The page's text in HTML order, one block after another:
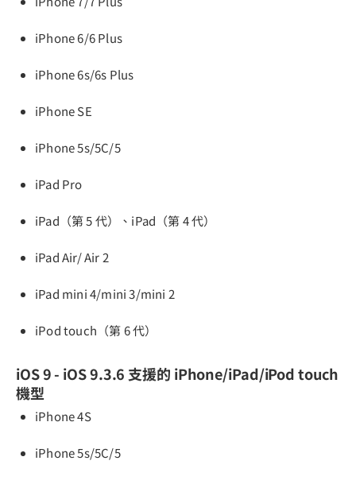
iPhone 6/6 Plus
iPhone 6s/6s Plus
iPhone SE
iPhone 5s/5C/5
iPad Pro
iPad（第 5 代）、iPad（第 4 代）
iPad Air/ Air 2
iPad mini 4/mini 3/mini 2
iPod touch（第 6 代）
iOS 9 - iOS 9.3.6 支援的 iPhone/iPad/iPod touch
機型
iPhone 4S
iPhone 5s/5C/5